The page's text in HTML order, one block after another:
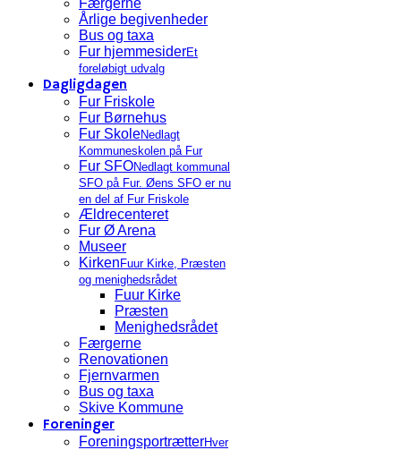
Færgerne
Årlige begivenheder
Bus og taxa
Fur hjemmesiderEt
foreløbigt udvalg
Dagligdagen
Fur Friskole
Fur Børnehus
Fur SkoleNedlagt
Kommuneskolen på Fur
Fur SFONedlagt kommunal
SFO på Fur. Øens SFO er nu
en del af Fur Friskole
Ældrecenteret
Fur Ø Arena
Museer
Kirken Fuur Kirke, Præsten
og menighedsrådet
Fuur Kirke
Præsten
Menighedsrådet
Færgerne
Renovationen
Fjernvarmen
Bus og taxa
Skive Kommune
Foreninger
ForeningsportrætterHver